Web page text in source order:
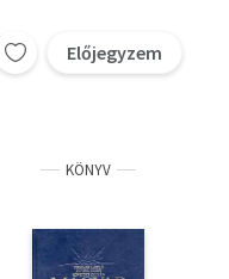
Előjegyzem
KÖNYV